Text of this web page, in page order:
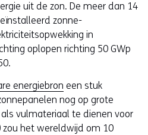
uit de zon. De meer dan 14
zonne-
in
oplopen richting 50 GWp
energiebron een stuk
nog op grote
vulmateriaal te dienen voor
het wereldwijd om 10